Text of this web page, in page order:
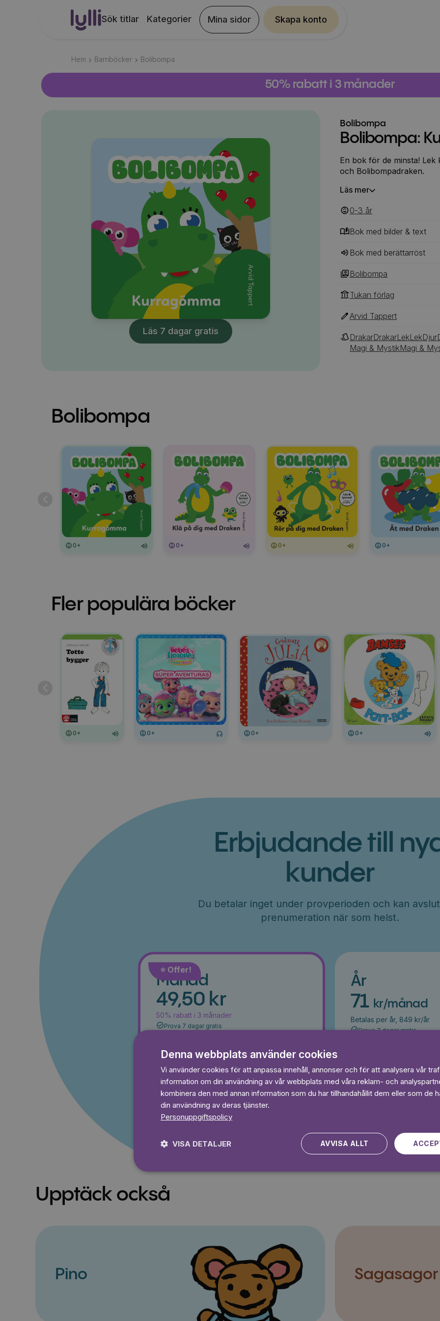
Sök titlar Kategorier Mina sidor Skapa konto
Hem Barnböcker Bolibompa
50% rabatt i 3 månader
Läs 7 dagar gratis
Bolibompa
Bolibompa:
En bok för de minsta! Lek
och Bolibompadraken.
Läs mer
0-3 ‎‎ år
Bok med bilder & text
Bok med berättarröst
Bolibompa
Tukan förlag
Arvid Tappert
DrakarDrakarLekLekDjur
Magi & MystikMagi &
Bolibompa
0+ 0+ 0+ 0+
Fler populära böcker
0+ 0+ 0+ 0+
Erbjudande till
kunder
Du betalar inget under provperioden och kan
prenumeration när som helst.
⭐️ Offer!
Månad
49,50 kr
50% rabatt i 3 månader
Prova 7 dagar gratis
Prova 7 dagar gratis
År
71 kr/månad
Betalas per år, 849 kr/år
Prova 7 dagar gratis
Prova 7
Upptäck också
Pino Sagasagor
Denna webbplats använder cookies
Vi använder cookies för att anpassa innehåll, annonser och för att analysera vår
information om din användning av vår webbplats med våra reklam- och
kombinera den med annan information som du har tillhandahållit dem eller som de
din användning av deras tjänster.
Personuppgiftspolicy
AVVISA ALLT
VISA DETALJER